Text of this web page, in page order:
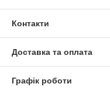
Контакти
Доставка та оплата
Графік роботи